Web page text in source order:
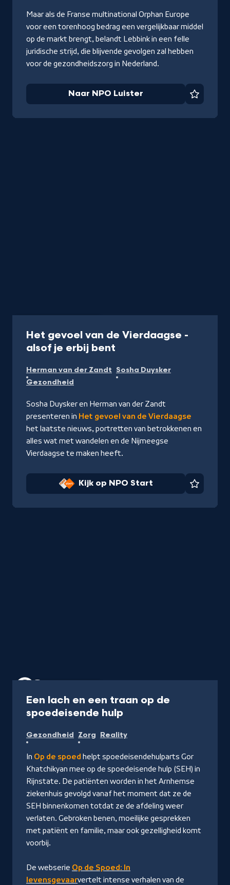
Maar als de Franse multinational Orphan Europe
voor een torenhoog bedrag een vergelijkbaar middel
op de markt brengt, belandt Lebbink in een felle
juridische strijd, die blijvende gevolgen zal hebben
voor de gezondheidszorg in Nederland.
Naar NPO Luister
Het gevoel van de Vierdaagse -
alsof je erbij bent
op
Start
Herman van der Zandt Sosha Duysker
Gezondheid
Sosha Duysker en Herman van der Zandt
presenteren in Het gevoel van de Vierdaagse
het laatste nieuws, portretten van betrokkenen en
alles wat met wandelen en de Nijmeegse
Vierdaagse te maken heeft.
Kijk op NPO Start
Een lach en een traan op de
spoedeisende hulp-
op
NPO
Start
Gezondheid Zorg Reality
In Op de spoed helpt spoedeisendehulparts Gor
Khatchikyan mee op de spoedeisende hulp (SEH) in
Rijnstate. De patiënten worden in het Arnhemse
ziekenhuis gevolgd vanaf het moment dat ze de
SEH binnenkomen totdat ze de afdeling weer
verlaten. Gebroken benen, moeilijke gesprekken
met patiënt en familie, maar ook gezelligheid komt
voorbij.
De webserie Op de Spoed: In
levensgevaarvertelt intense verhalen van de